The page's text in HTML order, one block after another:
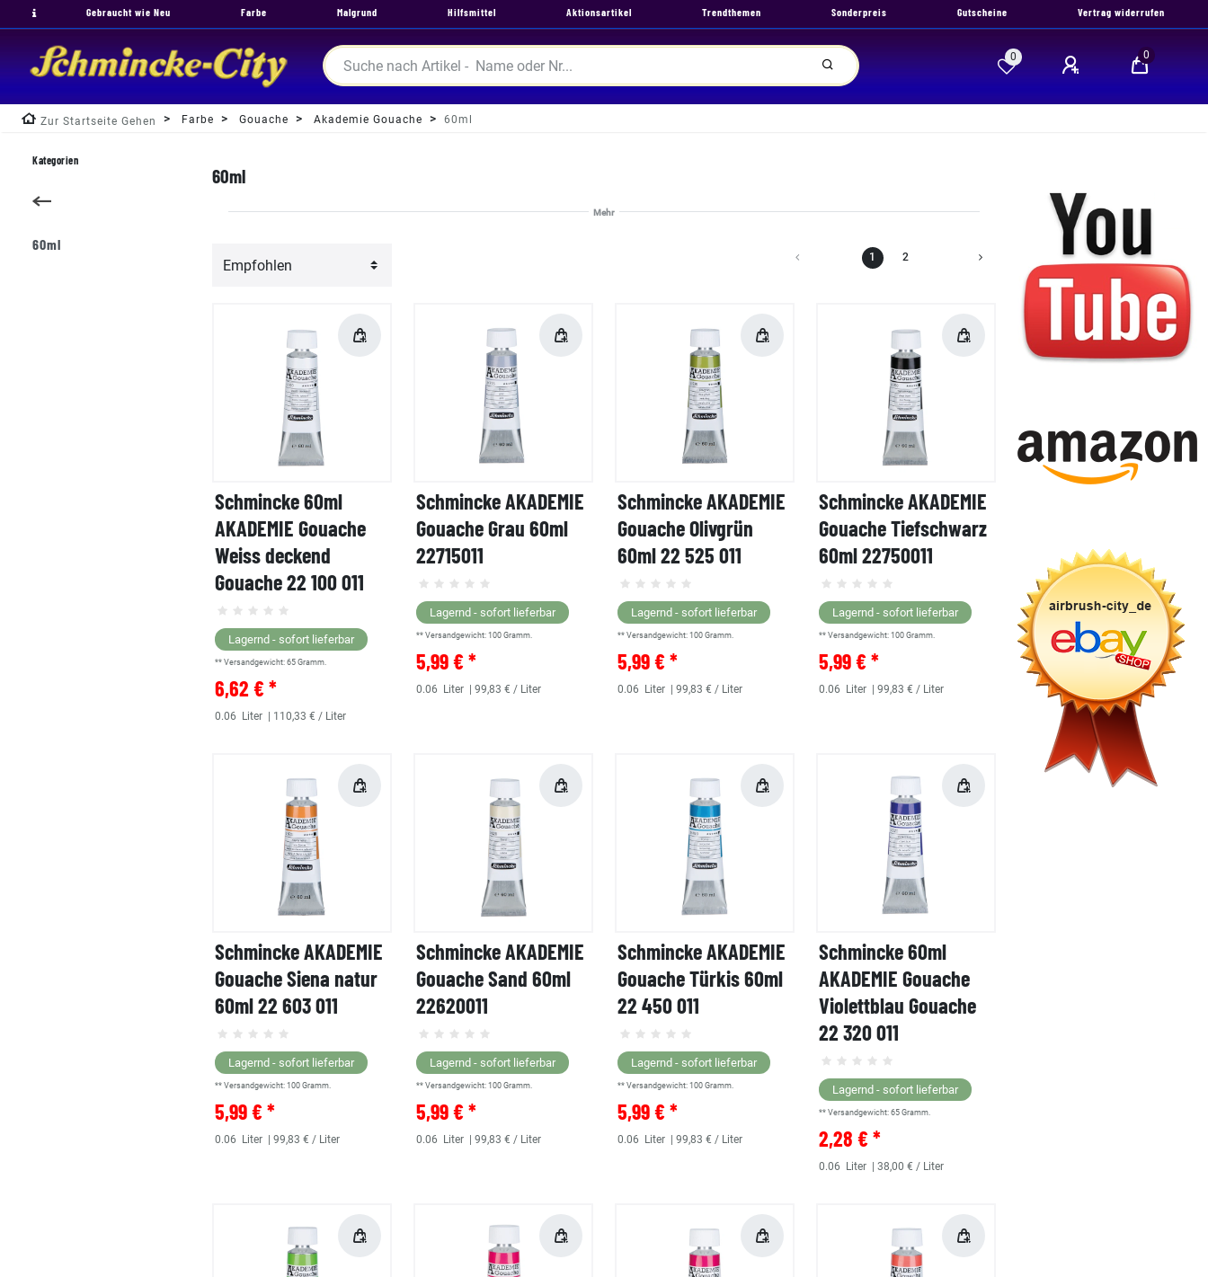
Gebraucht wie Neu Farbe Malgrund Hilfsmittel Aktionsartikel Trendthemen Sonderpreis Gutscheine Vertrag widerrufen
0 0
Zur Startseite Gehen Farbe Gouache Akademie Gouache 60ml
60ml
1 2
Schmincke 60ml
AKADEMIE Gouache
Weiss deckend
Gouache 22 100 011
Lagernd - sofort lieferbar
** Versandgewicht: 65 Gramm.
6,62 € *
0.06 Liter | 110,33 € / Liter
Schmincke AKADEMIE
Gouache Grau 60ml
22715011
Lagernd - sofort lieferbar
** Versandgewicht: 100 Gramm.
5,99 € *
0.06 Liter | 99,83 € / Liter
Schmincke AKADEMIE
Gouache Olivgrün
60ml 22 525 011
Lagernd - sofort lieferbar
** Versandgewicht: 100 Gramm.
5,99 € *
0.06 Liter | 99,83 € / Liter
Schmincke AKADEMIE
Gouache Tiefschwarz
60ml 22750011
Lagernd - sofort lieferbar
** Versandgewicht: 100 Gramm.
5,99 € *
0.06 Liter | 99,83 € / Liter
Schmincke AKADEMIE
Gouache Siena natur
60ml 22 603 011
Lagernd - sofort lieferbar
** Versandgewicht: 100 Gramm.
5,99 € *
0.06 Liter | 99,83 € / Liter
Schmincke AKADEMIE
Gouache Sand 60ml
22620011
Lagernd - sofort lieferbar
** Versandgewicht: 100 Gramm.
5,99 € *
0.06 Liter | 99,83 € / Liter
Schmincke AKADEMIE
Gouache Türkis 60ml
22 450 011
Lagernd - sofort lieferbar
** Versandgewicht: 100 Gramm.
5,99 € *
0.06 Liter | 99,83 € / Liter
Schmincke 60ml
AKADEMIE Gouache
Violettblau Gouache
22 320 011
Lagernd - sofort lieferbar
** Versandgewicht: 65 Gramm.
2,28 € *
0.06 Liter | 38,00 € / Liter
Kategorien
60ml